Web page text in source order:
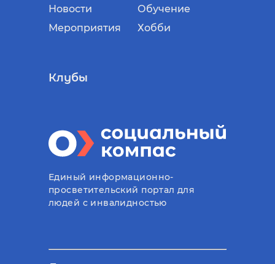
Новости
Мероприятия
Обучение
Хобби
Клубы
Единый информационно-
просветительский портал для
людей с инвалидностью